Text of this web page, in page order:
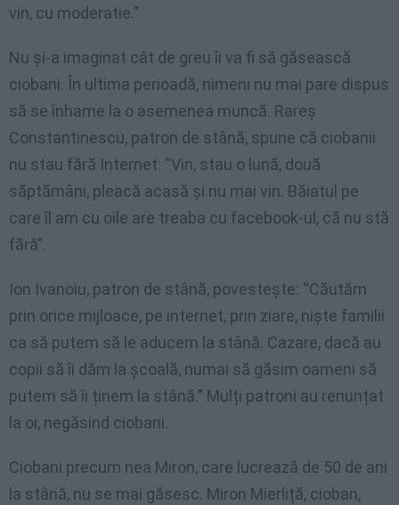
vin, cu moderatie.”
Nu și-a imaginat cât de greu îi va fi să găsească
ciobani. În ultima perioadă, nimeni nu mai pare dispus
să se înhame la o asemenea muncă. Rareș
Constantinescu, patron de stână, spune că ciobanii
nu stau fără Internet: “Vin, stau o lună, două
săptămâni, pleacă acasă și nu mai vin. Băiatul pe
care îl am cu oile are treaba cu facebook-ul, că nu stă
fără”.
Ion Ivanoiu, patron de stână, povestește: “Căutăm
prin orice mijloace, pe internet, prin ziare, niște familii
ca să putem să le aducem la stână. Cazare, dacă au
copii să îi dăm la școală, numai să găsim oameni să
putem să îi ținem la stână.” Mulți patroni au renunțat
la oi, negăsind ciobani.
Ciobani precum nea Miron, care lucrează de 50 de ani
la stână, nu se mai găsesc. Miron Mierliță, cioban,